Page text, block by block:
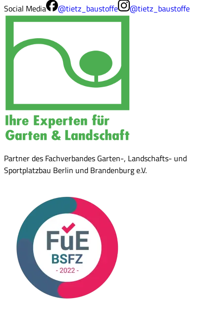
Social Media
@tietz_baustoffe @tietz_baustoffe
Partner des Fachverbandes Garten-, Landschafts- und
Sportplatzbau Berlin und Brandenburg e.V.